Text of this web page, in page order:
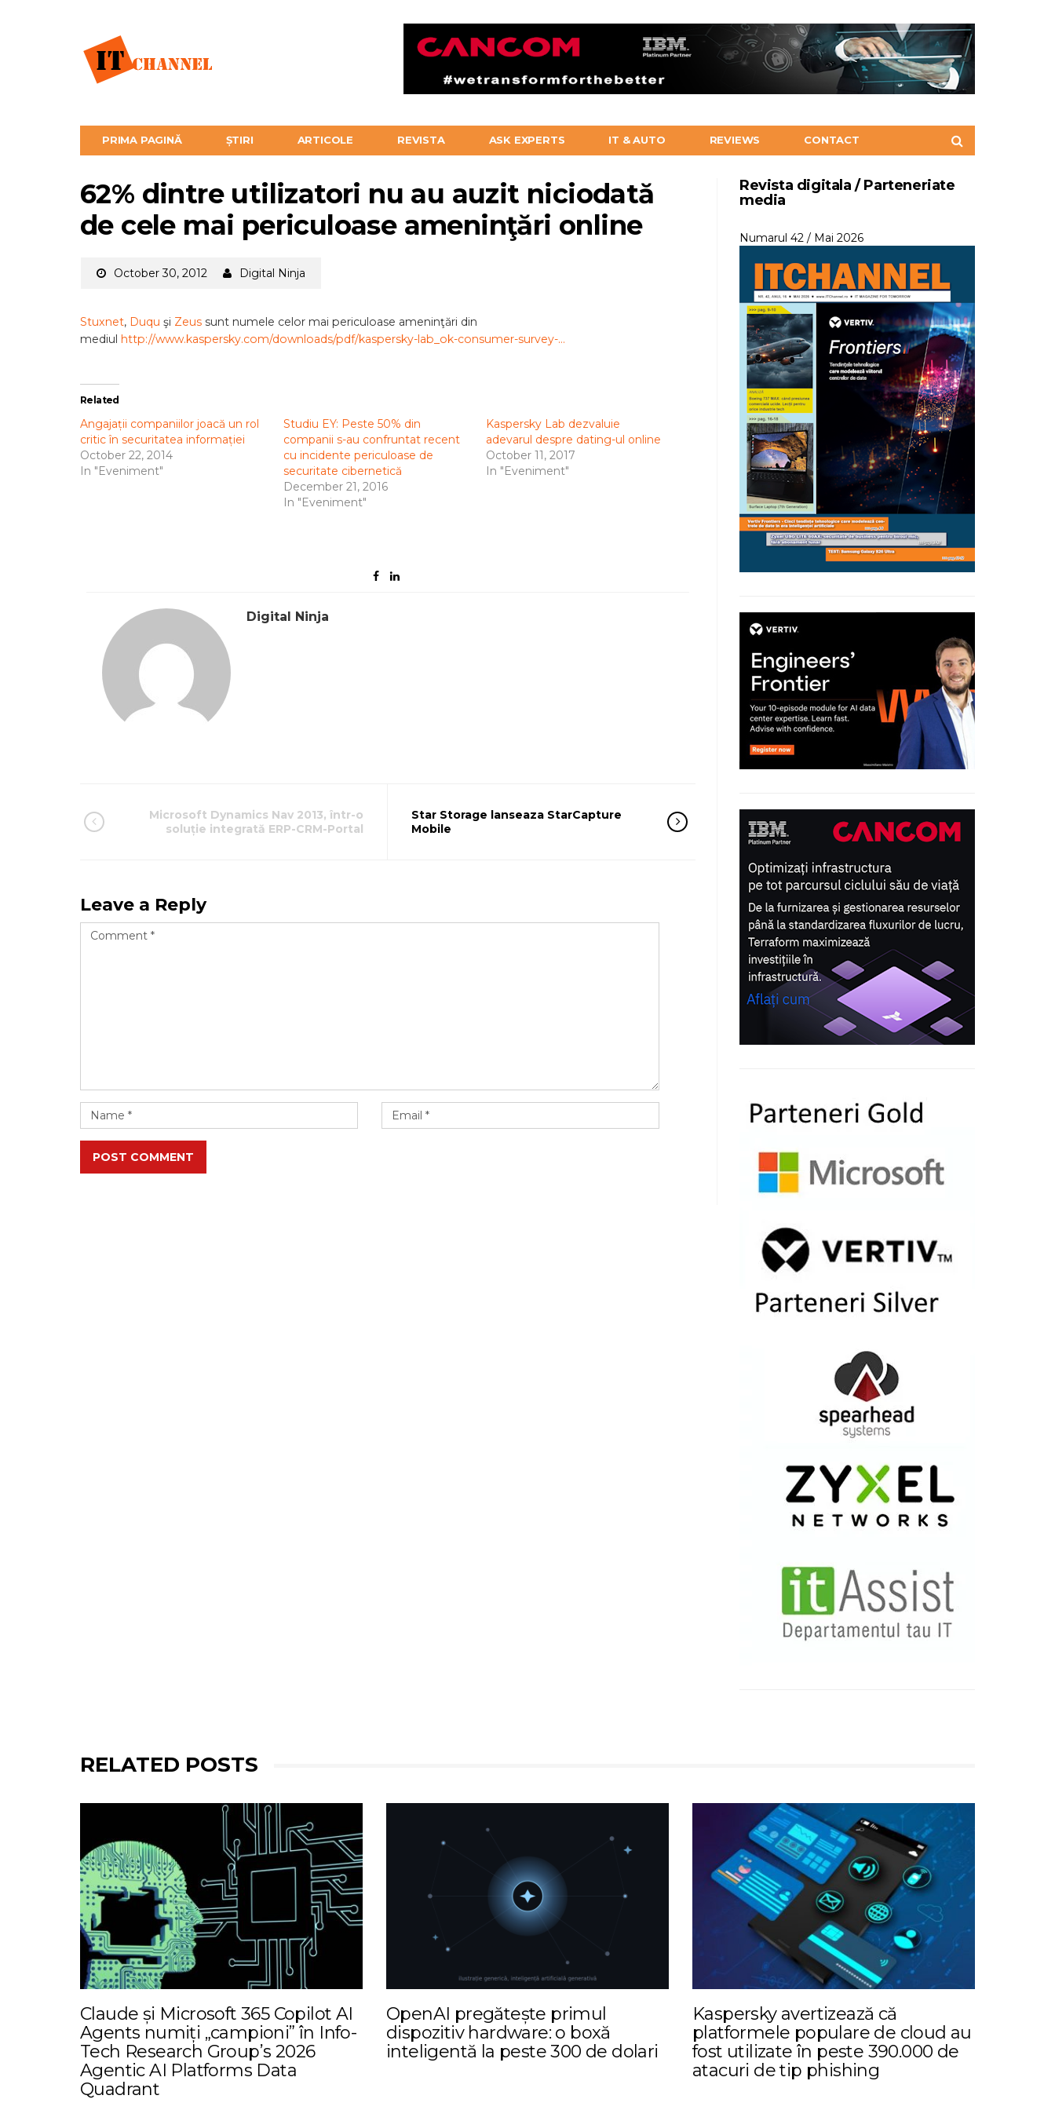
PRIMA PAGINĂ ȘTIRI ARTICOLE REVISTA ASK EXPERTS IT & AUTO REVIEWS CONTACT
62% dintre utilizatori nu au auzit niciodată
de cele mai periculoase ameninţări online
October 30, 2012 Digital Ninja
Stuxnet, Duqu şi Zeus sunt numele celor mai periculoase ameninţări din
mediul http://www.kaspersky.com/downloads/pdf/kaspersky-lab_ok-consumer-survey-…
Related
Angajații companiilor joacă un rol
critic în securitatea informației
October 22, 2014
In "Eveniment"
Studiu EY: Peste 50% din
companii s-au confruntat recent
cu incidente periculoase de
securitate cibernetică
December 21, 2016
In "Eveniment"
Kaspersky Lab dezvaluie
adevarul despre dating-ul online
October 11, 2017
In "Eveniment"
Digital Ninja
Microsoft Dynamics Nav 2013, într-o
soluție integrată ERP-CRM-Portal
Star Storage lanseaza StarCapture
Mobile
Leave a Reply
POST COMMENT
Revista digitala / Parteneriate
media
Numarul 42 / Mai 2026
RELATED POSTS
Claude și Microsoft 365 Copilot AI
Agents numiți „campioni” în Info-
Tech Research Group’s 2026
Agentic AI Platforms Data
Quadrant
OpenAI pregătește primul
dispozitiv hardware: o boxă
inteligentă la peste 300 de dolari
Kaspersky avertizează că
platformele populare de cloud au
fost utilizate în peste 390.000 de
atacuri de tip phishing